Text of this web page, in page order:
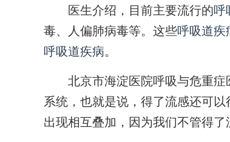
医生介绍，目前主要流行的呼
毒、人偏肺病毒等。这些呼吸道疾
呼吸道疾病。
北京市海淀医院呼吸与危重症
系统，也就是说，得了流感还可
出现相互叠加，因为我们不管得了